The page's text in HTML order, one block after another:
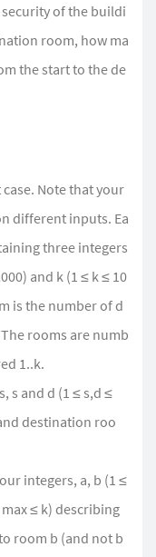
of the buildi
room, how ma
the start to the de
Note that your
different inputs. Ea
three integers
and k (1 ≤ k ≤ 10
is the number of d
rooms are numb
1..k.
s and d (1 ≤ s,d ≤
destination roo
integers, a, b (1 ≤
≤ k) describing
room b (and not b